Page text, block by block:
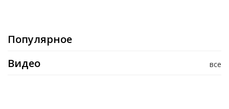
Популярное
все
Видео